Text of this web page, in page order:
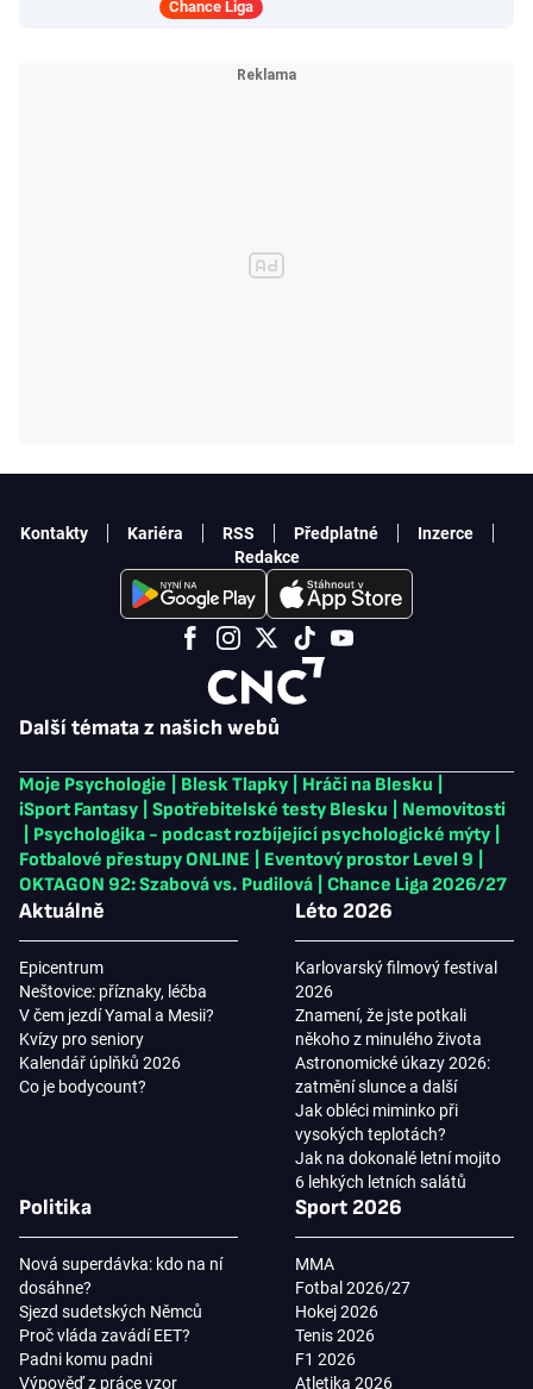
Slavie i Hradce s Baníkem
Chance Liga
Další témata z našich webů
Moje Psychologie Blesk Tlapky Hráči na Blesku
iSport Fantasy
Spotřebitelské testy Blesku
Nemovitosti
Psychologika - podcast rozbíjející psychologické mýty
Fotbalové přestupy ONLINE
Eventový prostor Level 9
OKTAGON 92: Szabová vs. Pudilová
Chance Liga 2026/27
Aktuálně
Epicentrum
Neštovice: příznaky, léčba
V čem jezdí Yamal a Mesii?
Kvízy pro seniory
Kalendář úplňků 2026
Co je bodycount?
Léto 2026
Karlovarský filmový festival
2026
Znamení, že jste potkali
někoho z minulého života
Astronomické úkazy 2026:
zatmění slunce a další
Jak obléci miminko při
vysokých teplotách?
Jak na dokonalé letní mojito
6 lehkých letních salátů
Politika
Nová superdávka: kdo na ní
dosáhne?
Sjezd sudetských Němců
Proč vláda zavádí EET?
Padni komu padni
Výpověď z práce vzor
Sport 2026
MMA
Fotbal 2026/27
Hokej 2026
Tenis 2026
F1 2026
Atletika 2026
Kontakty Kariéra RSS Předplatné
Inzerce
Redakce